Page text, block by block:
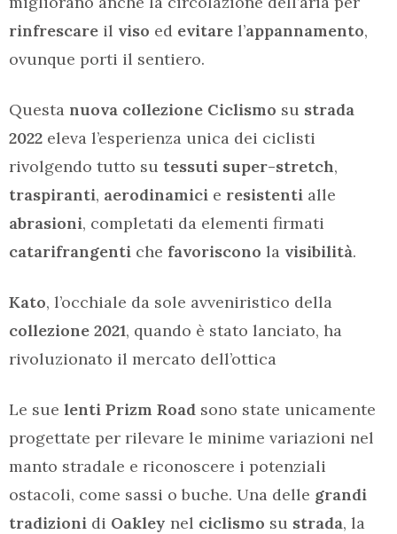
rinfrescare il viso ed evitare l’appannamento,
ovunque porti il sentiero.
Questa nuova collezione Ciclismo su strada
2022 eleva l’esperienza unica dei ciclisti
rivolgendo tutto su tessuti super-stretch,
traspiranti, aerodinamici e resistenti alle
abrasioni, completati da elementi firmati
catarifrangenti che favoriscono la visibilità.
Kato, l’occhiale da sole avveniristico della
collezione 2021, quando è stato lanciato, ha
rivoluzionato il mercato dell’ottica
Le sue lenti Prizm Road sono state unicamente
progettate per rilevare le minime variazioni nel
manto stradale e riconoscere i potenziali
ostacoli, come sassi o buche. Una delle grandi
tradizioni di Oakley nel ciclismo su strada, la